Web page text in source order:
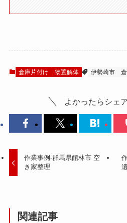
倉庫片付け 物置解体 伊勢崎市
よかったらシェ
作業事例-群馬県館林市 空
き家整理
関連記事